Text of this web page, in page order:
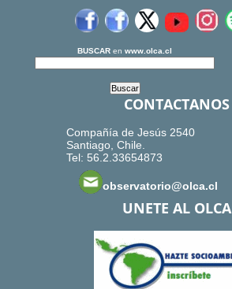
BUSCAR en www.olca.cl
CONTACTANOS
Compañía de Jesús 2540
Santiago, Chile.
Tel: 56.2.33654873
observatorio@olca.cl
UNETE AL OLCA